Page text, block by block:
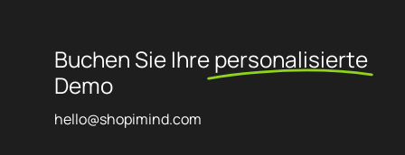
Buchen Sie Ihrepersonalisierte
Demo
hello@shopimind.com